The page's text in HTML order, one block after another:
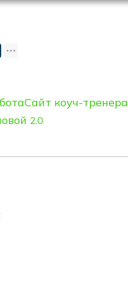
Сайт коуч-тренера
2.0